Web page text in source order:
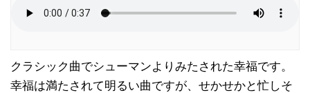
クラシック曲でシューマンよりみたされた幸福です。
幸福は満たされて明るい曲ですが、せかせかと忙しそ